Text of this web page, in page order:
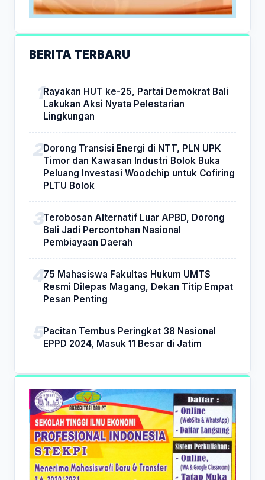
BERITA TERBARU
Rayakan HUT ke-25, Partai Demokrat Bali
Lakukan Aksi Nyata Pelestarian
Lingkungan
Dorong Transisi Energi di NTT, PLN UPK
Timor dan Kawasan Industri Bolok Buka
Peluang Investasi Woodchip untuk Cofiring
PLTU Bolok
Terobosan Alternatif Luar APBD, Dorong
Bali Jadi Percontohan Nasional
Pembiayaan Daerah
75 Mahasiswa Fakultas Hukum UMTS
Resmi Dilepas Magang, Dekan Titip Empat
Pesan Penting
Pacitan Tembus Peringkat 38 Nasional
EPPD 2024, Masuk 11 Besar di Jatim